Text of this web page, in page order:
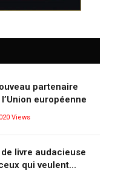
partenaire
européenne
Views
livre audacieuse
qui veulent